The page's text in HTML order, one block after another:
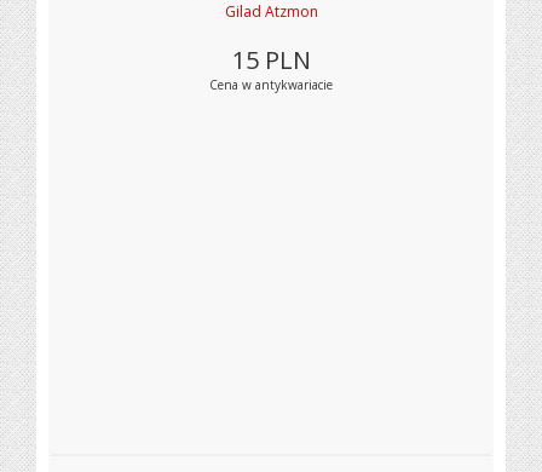
Gilad Atzmon
15 PLN
Cena w antykwariacie